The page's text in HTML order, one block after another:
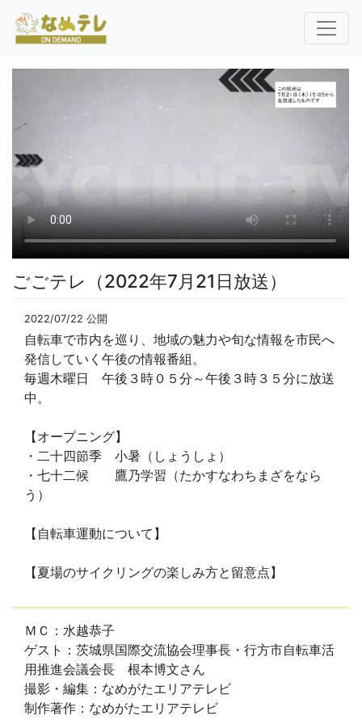
ごごテレ（2022年7月21日放送）
2022/07/22 公開
自転車で市内を巡り、地域の魅力や旬な情報を市民へ
発信していく午後の情報番組。
毎週木曜日 午後３時０５分～午後３時３５分に放送
中。
【オープニング】
・二十四節季 小暑（しょうしょ）
・七十二候 鷹乃学習（たかすなわちまざをなら
う）
【自転車運動について】
【夏場のサイクリングの楽しみ方と留意点】
ＭＣ：水越恭子
ゲスト：茨城県国際交流協会理事長・行方市自転車活
用推進会議会長 根本博文さん
撮影・編集：なめがたエリアテレビ
制作著作：なめがたエリアテレビ